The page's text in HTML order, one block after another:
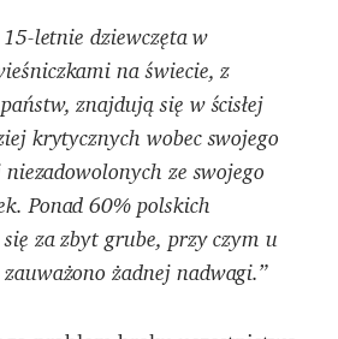
letnie dziewczęta w
na świecie, z
znajdują się w ścisłej
krytycznych wobec swojego
ze swojego
Ponad 60% polskich
za zbyt grube, przy czym u
żadnej nadwagi.”